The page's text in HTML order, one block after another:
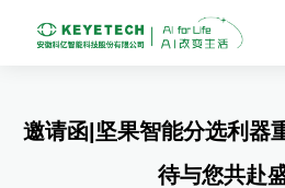
邀请函|坚果智能分选利器
待与您共赴